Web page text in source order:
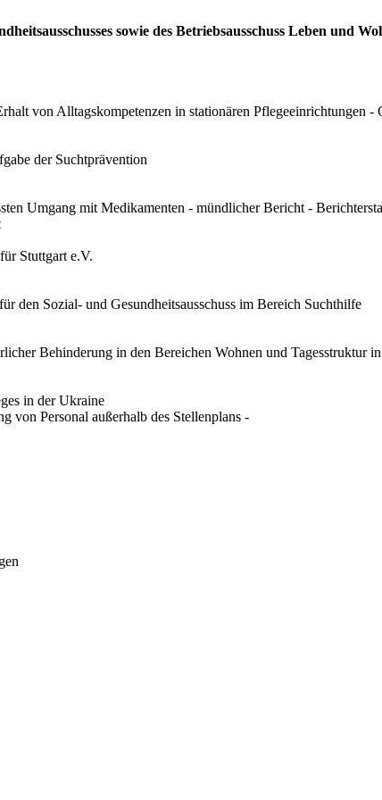
sowie des Betriebsausschuss Leben und
von Alltagskompetenzen in stationären Pflegeeinrichtungen -
der Suchtprävention
Umgang mit Medikamenten - mündlicher Bericht -
Stuttgart e.V.
den Sozial- und Gesundheitsausschuss im Bereich Suchthilfe
Behinderung in den Bereichen Wohnen und Tagesstruktur
in der Ukraine
von Personal außerhalb des Stellenplans -